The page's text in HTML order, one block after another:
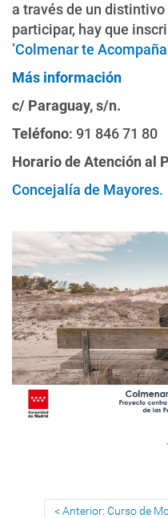
a través de un
participar, hay que
’Colmenar te
Más información
c/ Paraguay, s/n.
Teléfono: 91 846 71 80
Horario de Atención al
Concejalía de Mayores.
Anterior: Curso de